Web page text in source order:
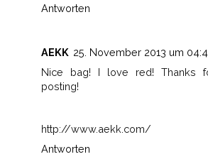
Antworten
AEKK 25. November 2013 um
Nice bag! I love red! Thanks
posting!
http://www.aekk.com/
Antworten